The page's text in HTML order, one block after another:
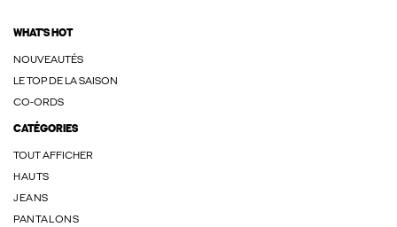
WHAT'S HOT
NOUVEAUTÉS
LE TOP DE LA SAISON
CO-ORDS
CATÉGORIES
TOUT AFFICHER
HAUTS
JEANS
PANTALONS